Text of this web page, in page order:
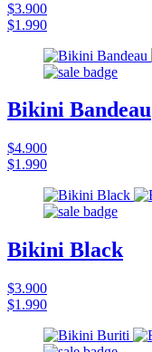
$3.900
$1.990
Bikini Bandeau
$4.900
$1.990
Bikini Black
$3.900
$1.990